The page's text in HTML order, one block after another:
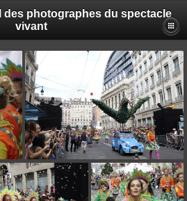
des photographes du spectacle
vivant